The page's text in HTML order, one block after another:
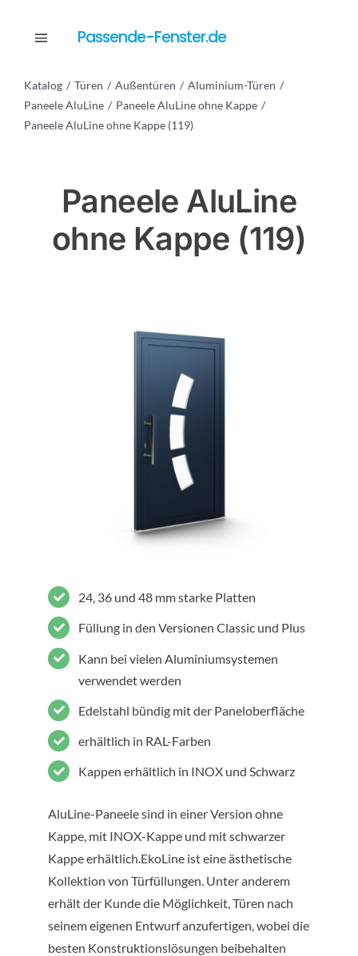
Toggle
Katalog
Anfrage
Passende-Fenster.de
Katalog Türen Außentüren
Aluminium-Türen
Paneele AluLine
Paneele AluLine ohne Kappe
Paneele AluLine ohne Kappe (119)
Paneele AluLine
ohne Kappe (119)
24, 36 und 48 mm starke Platten
Füllung in den Versionen Classic und Plus
Kann bei vielen Aluminiumsystemen
verwendet werden
Edelstahl bündig mit der Paneloberfläche
erhältlich in RAL-Farben
Kappen erhältlich in INOX und Schwarz
AluLine-Paneele sind in einer Version ohne
Kappe, mit INOX-Kappe und mit schwarzer
Kappe erhältlich.EkoLine ist eine ästhetische
Kollektion von Türfüllungen. Unter anderem
erhält der Kunde die Möglichkeit, Türen nach
seinem eigenen Entwurf anzufertigen, wobei die
besten Konstruktionslösungen beibehalten